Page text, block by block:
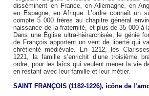
disséminent en France, en Allemagne, en
en Espagne, en Afrique. L’ordre connaît un
compte 5 000 frères au chapitre général
naissance de la fraternité, et plus de 35 000 à
Dans une Église ultra-hiérarchisée, le génie
de François apportent un vent de liberté qui
chrétienté médiévale. En 1212, les
1221, la famille s’enrichit d’une troisième
ordre, pour les laîcs qui veulent mener la vie
en restant avec leur famille et leur métier.
SAINT FRANÇOIS (1182-1226), icône de